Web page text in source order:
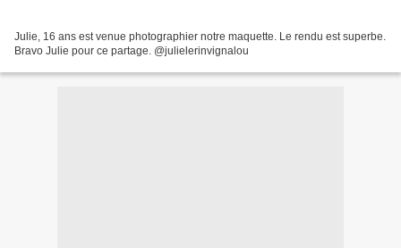
Julie, 16 ans est venue photographier notre maquette. Le rendu est superbe.
Bravo Julie pour ce partage. @julielerinvignalou